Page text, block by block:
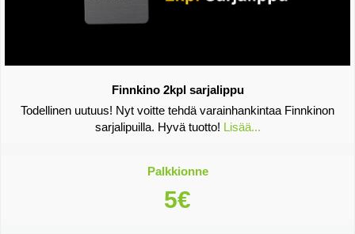
Finnkino 2kpl sarjalippu
Todellinen uutuus! Nyt voitte tehdä varainhankintaa Finnkinon
sarjalipuilla. Hyvä tuotto! Lisää...
Palkkionne
5€